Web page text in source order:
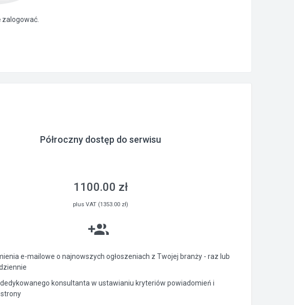
Półroczny dostęp do serwisu
1100.00 zł
plus VAT (1353.00 zł)
e-mailowe o najnowszych ogłoszeniach z Twojej branży - raz lub
konsultanta w ustawianiu kryteriów powiadomień i